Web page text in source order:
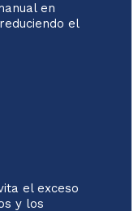
en
el
el exceso
y los